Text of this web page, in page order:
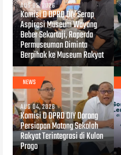
AUG 05, 2026
Komisi D DPRD DIY Serap
Aspirasi Museum Wayang
Beber Sekartaji, Raperda
Permuseuman Diminta
Berpihak ke Museum Rakyat
NEWS
AUG 04, 2026
Komisi D DPRD DIY Dorong
Persiapan Matang Sekolah
Rakyat Terintegrasi di Kulon
Progo